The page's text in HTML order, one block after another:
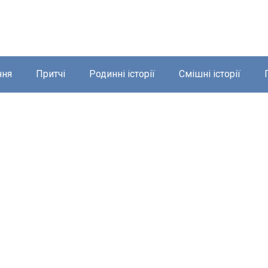
Притчі Родинні історії Смішні історії